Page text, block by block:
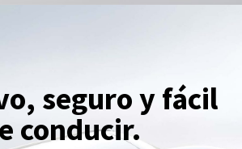
seguro y fácil
conducir.